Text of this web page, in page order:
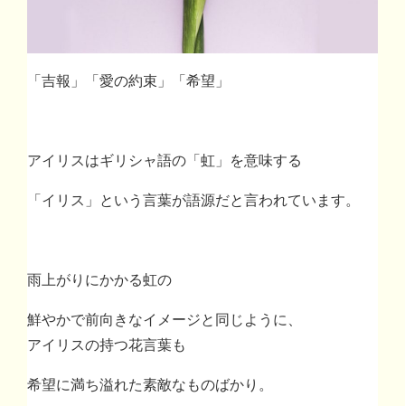
「吉報」「愛の約束」「希望」
アイリスはギリシャ語の「虹」を意味する
「イリス」という言葉が語源だと言われています。
雨上がりにかかる虹の
鮮やかで前向きなイメージと同じように、
アイリスの持つ花言葉も
希望に満ち溢れた素敵なものばかり。